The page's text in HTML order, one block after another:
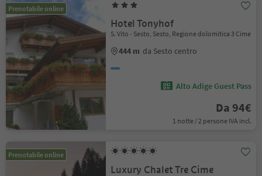
Prenotabile online
Hotel Tonyhof
S. Vito - Sesto, Sesto, Regione dolomitica 3 Cime
444 m da Sesto centro
Alto Adige Guest Pass
Da 94€
1 notte / 2 persone IVA incl.
Prenotabile online
Luxury Chalet Tre Cime